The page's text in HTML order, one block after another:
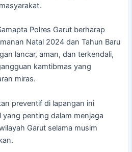
Polres Garut berharap
Natal 2024 dan Tahun Baru
lancar, aman, dan terkendali,
kamtibmas yang
miras.
preventif di lapangan ini
yang penting dalam menjaga
Garut selama musim